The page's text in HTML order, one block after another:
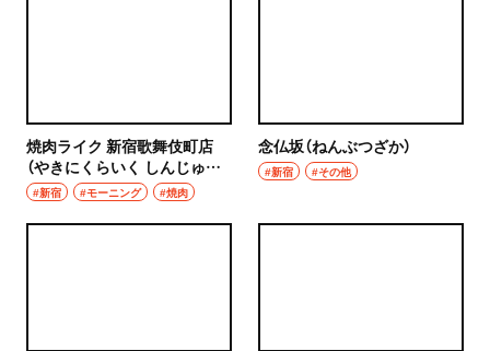
焼肉ライク 新宿歌舞伎町店
（やきにくらいく しんじゅく
かぶきちょうてん）
#新宿 #モーニング #焼肉
念仏坂（ねんぶつざか）
#新宿 #その他